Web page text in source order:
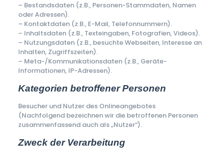
– Bestandsdaten (z.B., Personen-Stammdaten, Namen
oder Adressen).
– Kontaktdaten (z.B., E-Mail, Telefonnummern).
– Inhaltsdaten (z.B., Texteingaben, Fotografien, Videos).
– Nutzungsdaten (z.B., besuchte Webseiten, Interesse an
Inhalten, Zugriffszeiten).
– Meta-/Kommunikationsdaten (z.B., Geräte-
Informationen, IP-Adressen).
Kategorien betroffener Personen
Besucher und Nutzer des Onlineangebotes
(Nachfolgend bezeichnen wir die betroffenen Personen
zusammenfassend auch als „Nutzer“).
Zweck der Verarbeitung